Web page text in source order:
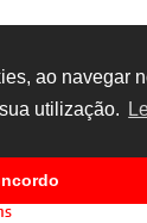
ao navegar
utilização.
2.ª Liga